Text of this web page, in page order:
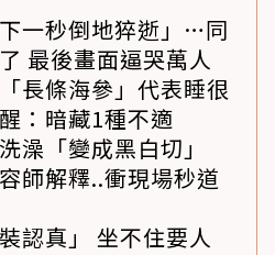
一秒倒地猝逝」…同
最後畫面逼哭萬人
長條海參」代表睡很
：暗藏1種不適
澡「變成黑白切」
師解釋..衝現場秒道
認真」 坐不住要人